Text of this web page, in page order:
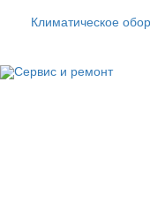
Климатическое
Сервис и ремонт